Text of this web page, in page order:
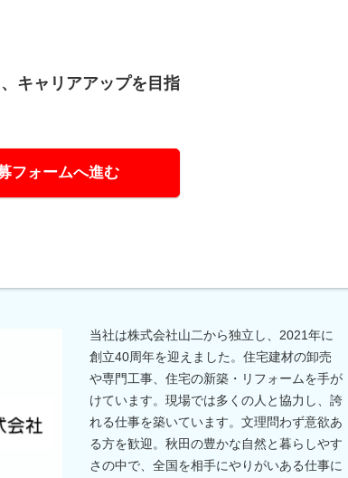
キャリアアップを目指
フォームへ進む
当社は株式会社山二から独立し、2021年に
創立40周年を迎えました。住宅建材の卸売
や専門工事、住宅の新築・リフォームを手が
けています。現場では多くの人と協力し、誇
れる仕事を築いています。文理問わず意欲あ
る方を歓迎。秋田の豊かな自然と暮らしやす
さの中で、全国を相手にやりがいある仕事に